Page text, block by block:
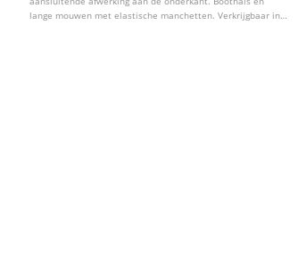
lange mouwen met elastische manchetten. Verkrijgbaar in